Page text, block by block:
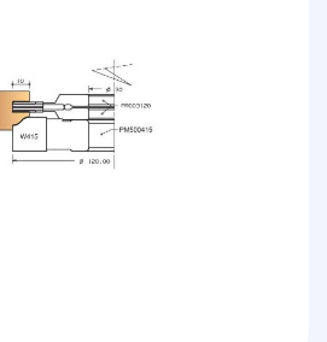
& PLAQUETTES